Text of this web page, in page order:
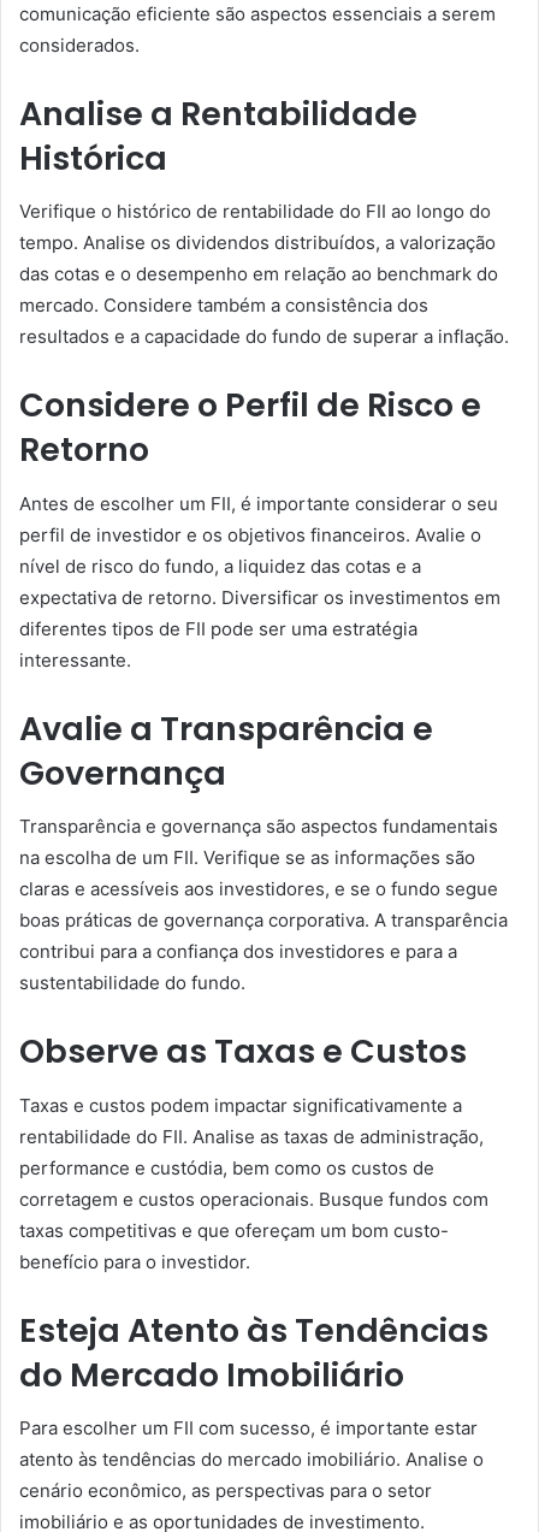
comunicação eficiente são aspectos essenciais a serem
considerados.
Analise a Rentabilidade
Histórica
Verifique o histórico de rentabilidade do FII ao longo do
tempo. Analise os dividendos distribuídos, a valorização
das cotas e o desempenho em relação ao benchmark do
mercado. Considere também a consistência dos
resultados e a capacidade do fundo de superar a inflação.
Considere o Perfil de Risco e
Retorno
Antes de escolher um FII, é importante considerar o seu
perfil de investidor e os objetivos financeiros. Avalie o
nível de risco do fundo, a liquidez das cotas e a
expectativa de retorno. Diversificar os investimentos em
diferentes tipos de FII pode ser uma estratégia
interessante.
Avalie a Transparência e
Governança
Transparência e governança são aspectos fundamentais
na escolha de um FII. Verifique se as informações são
claras e acessíveis aos investidores, e se o fundo segue
boas práticas de governança corporativa. A transparência
contribui para a confiança dos investidores e para a
sustentabilidade do fundo.
Observe as Taxas e Custos
Taxas e custos podem impactar significativamente a
rentabilidade do FII. Analise as taxas de administração,
performance e custódia, bem como os custos de
corretagem e custos operacionais. Busque fundos com
taxas competitivas e que ofereçam um bom custo-
benefício para o investidor.
Esteja Atento às Tendências
do Mercado Imobiliário
Para escolher um FII com sucesso, é importante estar
atento às tendências do mercado imobiliário. Analise o
cenário econômico, as perspectivas para o setor
imobiliário e as oportunidades de investimento.